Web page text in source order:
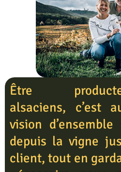
Être
alsaciens, c’est
vision
depuis la vigne
client, tout en